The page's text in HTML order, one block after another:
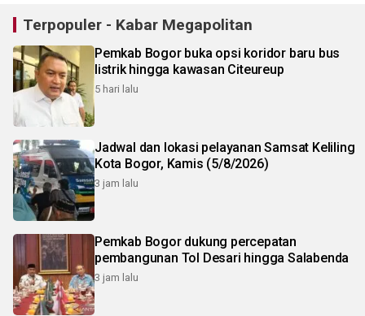
Terpopuler - Kabar Megapolitan
Pemkab Bogor buka opsi koridor baru bus
listrik hingga kawasan Citeureup
5 hari lalu
Jadwal dan lokasi pelayanan Samsat Keliling
Kota Bogor, Kamis (5/8/2026)
3 jam lalu
Pemkab Bogor dukung percepatan
pembangunan Tol Desari hingga Salabenda
3 jam lalu